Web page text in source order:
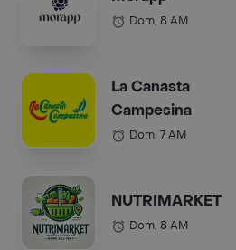
Dom, 8 AM
La Canasta
Campesina
Dom, 7 AM
NUTRIMARKET
Dom, 8 AM